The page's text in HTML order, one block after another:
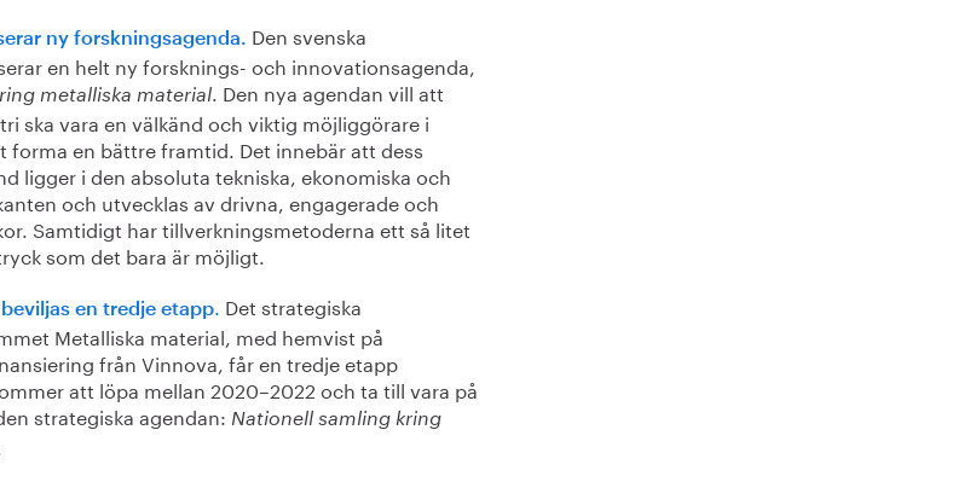
ny forskningsagenda. Den svenska
en helt ny forsknings- och innovationsagenda,
metalliska material
. Den nya agendan vill att
ska vara en välkänd och viktig möjliggörare i
forma en bättre framtid. Det innebär att dess
ligger i den absoluta tekniska, ekonomiska och
och utvecklas av drivna, engagerade och
Samtidigt har tillverkningsmetoderna ett så litet
som det bara är möjligt.
en tredje etapp
Det strategiska
Metalliska material, med hemvist på
från Vinnova, får en tredje etapp
att löpa mellan 2020–2022 och ta till vara på
strategiska agendan: Nationell samling kring